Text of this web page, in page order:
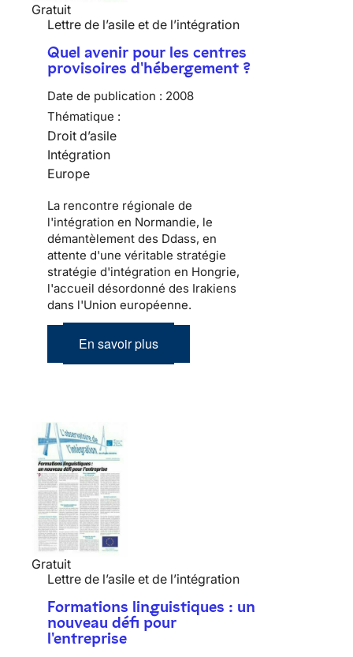
Gratuit
Lettre de l’asile et de l’intégration
Quel avenir pour les centres
provisoires d'hébergement ?
Date de publication : 2008
Thématique :
Droit d’asile
Intégration
Europe
La rencontre régionale de
l'intégration en Normandie, le
démantèlement des Ddass, en
attente d'une véritable stratégie
stratégie d'intégration en Hongrie,
l'accueil désordonné des Irakiens
dans l'Union européenne.
En savoir plus
Gratuit
Lettre de l’asile et de l’intégration
Formations linguistiques : un
nouveau défi pour
l'entreprise